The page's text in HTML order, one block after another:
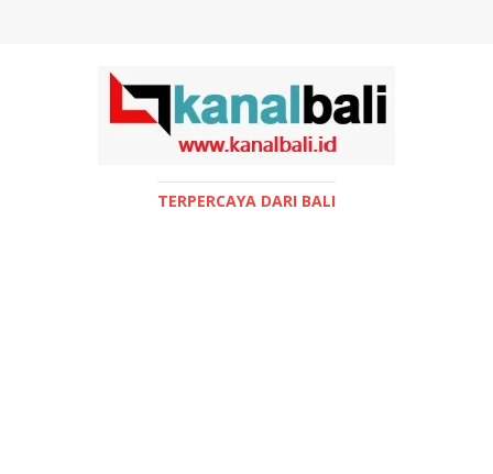
TERPERCAYA DARI BALI